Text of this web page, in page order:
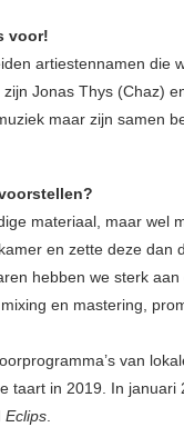
voor!
artiestennamen die
Jonas Thys (Chaz)
maar zijn samen
materiaal, maar wel
en zette deze dan
hebben we sterk aan
en mastering,
van
taart in 2019. In januari
Eclips.